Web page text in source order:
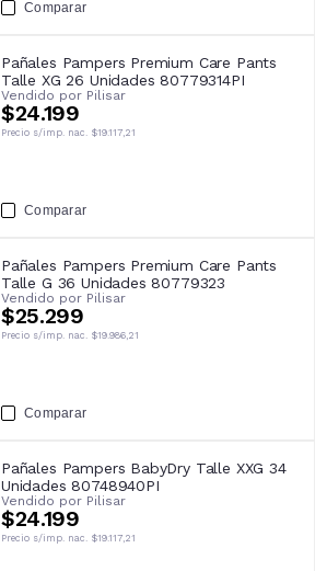
Comparar
Pañales Pampers Premium Care Pants
Talle XG 26 Unidades 80779314PI
Vendido por Pilisar
$24.199
Precio s/imp. nac. $19.117,21
Comparar
Pañales Pampers Premium Care Pants
Talle G 36 Unidades 80779323
Vendido por Pilisar
$25.299
Precio s/imp. nac. $19.986,21
Comparar
Pañales Pampers BabyDry Talle XXG 34
Unidades 80748940PI
Vendido por Pilisar
$24.199
Precio s/imp. nac. $19.117,21